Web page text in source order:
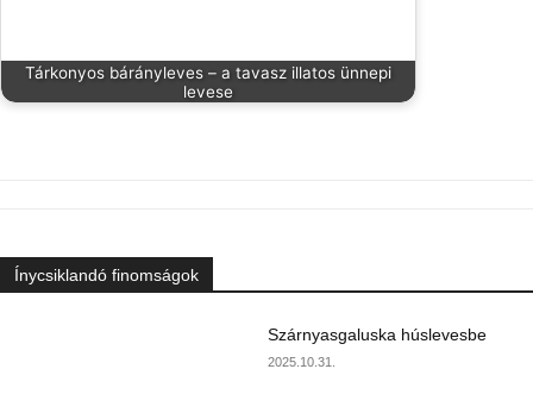
Tárkonyos bárányleves – a tavasz illatos ünnepi
levese
Ínycsiklandó finomságok
Szárnyasgaluska húslevesbe
2025.10.31.